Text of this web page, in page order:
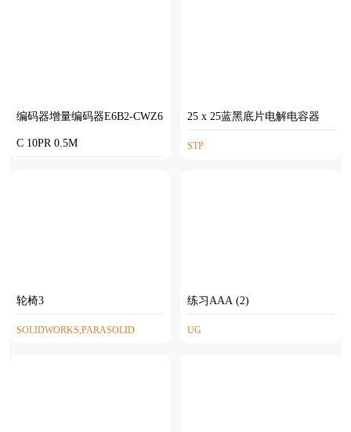
编码器增量编码器E6B2-CWZ6
C 10PR 0.5M
25 x 25蓝黑底片电解电容器
STP
轮椅3
SOLIDWORKS,PARASOLID
练习AAA (2)
UG